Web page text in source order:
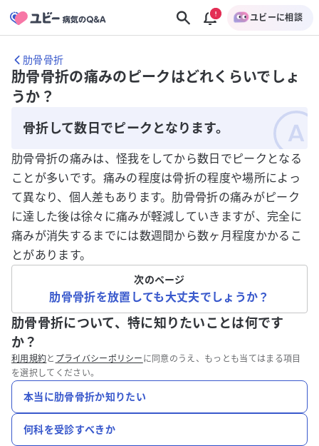
ユビーに相談
肋骨骨折
肋骨骨折の痛みのピークはどれくらいでしょ
うか？
骨折して数日でピークとなります。
肋骨骨折の痛みは、怪我をしてから数日でピークとなる
ことが多いです。痛みの程度は骨折の程度や場所によっ
て異なり、個人差もあります。肋骨骨折の痛みがピーク
に達した後は徐々に痛みが軽減していきますが、完全に
痛みが消失するまでには数週間から数ヶ月程度かかるこ
とがあります。
次のページ
肋骨骨折を放置しても大丈夫でしょうか？
肋骨骨折について、特に知りたいことは何です
か？
利用規約と プライバシーポリシー に同意のうえ、もっとも当てはまる項目
を選択してください。
本当に肋骨骨折か知りたい
何科を受診すべきか